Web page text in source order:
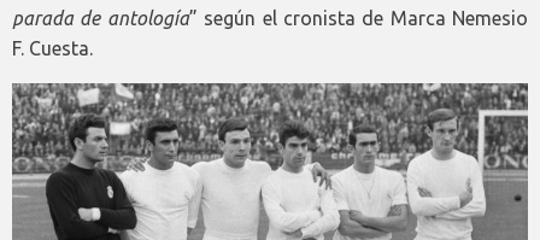
parada de antología” según el cronista de Marca Nemesio
F. Cuesta.